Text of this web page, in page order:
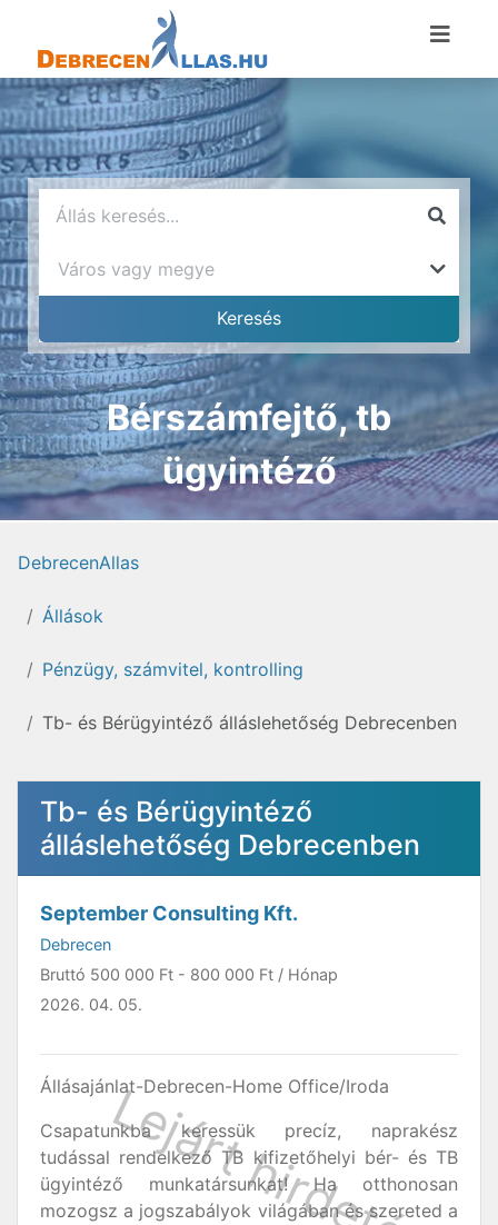
Bérszámfejtő, tb
ügyintéző
DebrecenAllas
Állások
Pénzügy, számvitel, kontrolling
Tb- és Bérügyintéző álláslehetőség Debrecenben
Tb- és Bérügyintéző
álláslehetőség Debrecenben
September Consulting Kft.
Debrecen
Bruttó 500 000 Ft - 800 000 Ft / Hónap
2026. 04. 05.
Állásajánlat-Debrecen-Home Office/Iroda
Csapatunkba keressük precíz, naprakész
tudással rendelkező TB kifizetőhelyi bér- és TB
ügyintéző munkatársunkat! Ha otthonosan
mozogsz a jogszabályok világában és szereted a